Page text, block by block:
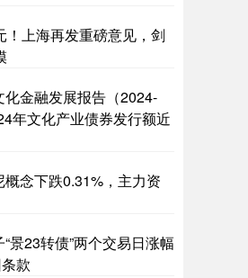
！上海再发重磅意见，剑
金融发展报告（2024-
年文化产业债券发行额近
念下跌0.31%，主力资
景23转债”两个交易日涨幅
款